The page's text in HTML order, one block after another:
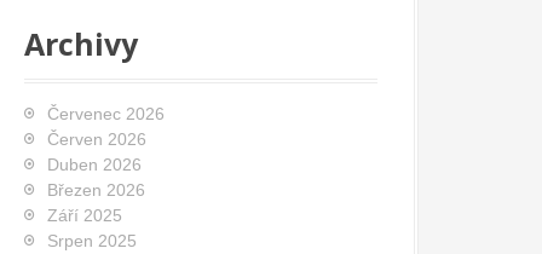
Archivy
Červenec 2026
Červen 2026
Duben 2026
Březen 2026
Září 2025
Srpen 2025